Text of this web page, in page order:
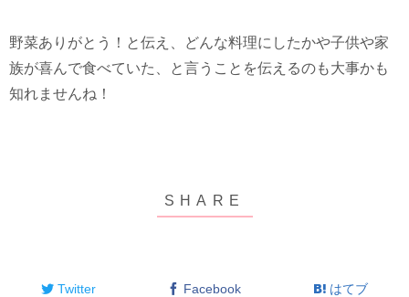
野菜ありがとう！と伝え、どんな料理にしたかや子供や家
族が喜んで食べていた、と言うことを伝えるのも大事かも
知れませんね！
Twitter Facebook はてブ